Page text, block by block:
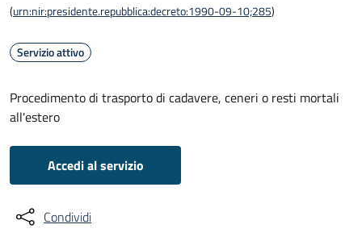
(urn:nir:presidente.repubblica:decreto:1990-09-10;285)
Servizio attivo
Procedimento di trasporto di cadavere, ceneri o resti mortali
all'estero
Accedi al servizio
Condividi